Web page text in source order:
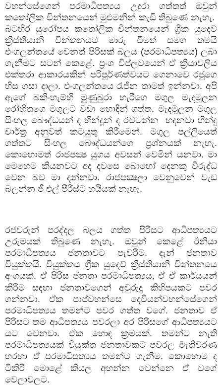
වහන්සේගෙන් පරමාධිපත්‍යය උදුරා ගත්තත් ඔවුන්
කතෝලික චින්තනයෙන් මුළුමනින් කැඩී තිබුණෙ නැහැ.
බටහිර යුරෝපය කතෝලික චින්තනයෙන් ග්‍රීක යුදෙව්
ක්‍රිස්තියානි චින්තනයට මාරු වීමත් සමග තමයි
එංගලන්තයේ වෙනත් පිරිසක් බලය (පරමාධිපත්‍යය) ලබා
ගැනීමට සටන් කෙළේ. ප්‍රංශ විප්ලවයෙන් ඒ ක්‍රියාවලිය
එක්තරා ආකාරයකින් පරිපූර්ණත්වයට ගෙනාවෙ රජුගෙ
හිස ගසා දාලා. එංගලන්තයෙ රැජින තාමත් ඉන්නවා. අපි
ඇගේ බකිංහැම්හි මුණුබුරා හැරීගෙ මගුල මැදමූලන
රෝහිතගෙ මගුලට වඩා හොඳින් ගත්ත. මැදමූලන මගුල
සිංහල බෞද්ධයන් ද හින්දූන් ද රවටන්න
හදනවා හින්දු
චාර්ත්‍ර අනුවත් කටයුතු කිරීමෙන්. මගුල පල්ලියෙත්
ගත්තට සිංහල බෞද්ධයන්ගෙ ප්‍රශ්නයක් නැහැ.
කොහොමත් රාජපක්‍ෂ යුගය අවසන් වෙමින් යනවා. මා
මෙහෙම කියනවට අද දවසෙ බොහෝ දෙනකු විරුද්ධ
වෙන බව මා දන්නවා. රාජපක්‍ෂලා වෙනුවෙන් වැඩ
බලන්න ජී එල් පීරිස්ට හයියක් නැහැ.
රජවරුන් පරද්දල බලය ගත්ත පිරිසට ආධිපත්‍යයට
උරුමයක් තිබුණෙ නැහැ. ඔවුන් කෙළේ ඊනියා
පරමාධිපත්‍යය ජනතාවට පැවරීම. දැන් ජනතාව
වියුක්තයි. වියුක්තය ග්‍රීක යුදෙව් ක්‍රිස්තියානි චින්තනයෙ
අංගයක්. ඒ පිරිස ජනතා පරමාධිපත්‍යය, ඒ ඒ කාර්යයන්
කිරීම සඳහා ජනතාවගෙන් අවුරුදු කිහිපයකට පවර
ගන්නවා. ඒක පාප්වහන්සෙ දෙවියන්වහන්සේගෙන්
පරමාධිපත්‍යය තමන්ට පවර ගත්ත වගේ. ජනතාව ඒ
පිරිසට තම ආධිපත්‍යය පවරලා අර පිරිසගේ ආධිපත්‍යයට
යට වෙනවා. ඒක හොඳ ක්‍රමයක්. තමන්ට නැති
පරමාධිපත්‍යයක් වියුක්ත ජනතාවකට පවරල මැතිවරණ
හරහා ඒ පරමාධිපත්‍යය තමන්ට ගැනීම. කොහොම ද
ටිකිරි මොළේ කියල අහන්න වෙන්නෙ ඒ වගේ
වෙලාවලට.